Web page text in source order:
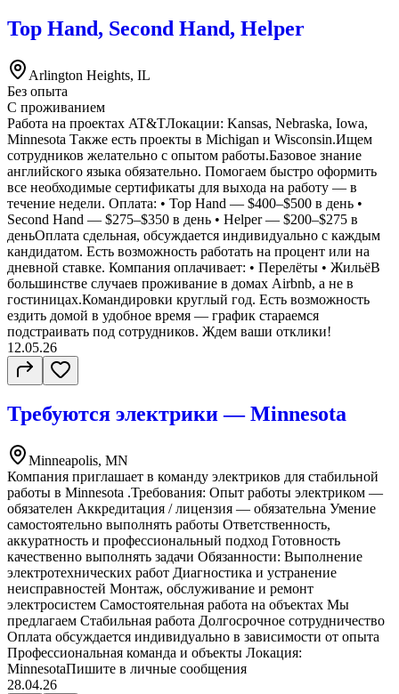
Top Hand, Second Hand, Helper
Arlington Heights, IL
Без опыта
С проживанием
Работа на проектах AT&TЛокации: Kansas, Nebraska, Iowa,
Minnesota Также есть проекты в Michigan и Wisconsin.Ищем
сотрудников желательно с опытом работы.Базовое знание
английского языка обязательно. Помогаем быстро оформить
все необходимые сертификаты для выхода на работу — в
течение недели. Оплата: • Top Hand — $400–$500 в день •
Second Hand — $275–$350 в день • Helper — $200–$275 в
деньОплата сдельная, обсуждается индивидуально с каждым
кандидатом. Есть возможность работать на процент или на
дневной ставке. Компания оплачивает: • Перелёты • ЖильёВ
большинстве случаев проживание в домах Airbnb, а не в
гостиницах.Командировки круглый год. Есть возможность
ездить домой в удобное время — график стараемся
подстраивать под сотрудников. Ждем ваши отклики!
12.05.26
Требуются электрики — Minnesota
Minneapolis, MN
Компания приглашает в команду электриков для стабильной
работы в Minnesota .Требования: Опыт работы электриком —
обязателен Аккредитация / лицензия — обязательна Умение
самостоятельно выполнять работы Ответственность,
аккуратность и профессиональный подход Готовность
качественно выполнять задачи Обязанности: Выполнение
электротехнических работ Диагностика и устранение
неисправностей Монтаж, обслуживание и ремонт
электросистем Самостоятельная работа на объектах Мы
предлагаем Стабильная работа Долгосрочное сотрудничество
Оплата обсуждается индивидуально в зависимости от опыта
Профессиональная команда и объекты Локация:
MinnesotaПишите в личные сообщения
28.04.26